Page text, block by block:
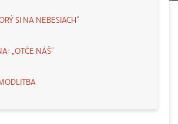
SI NA NEBESIACH“
„OTČE NÁŠ“